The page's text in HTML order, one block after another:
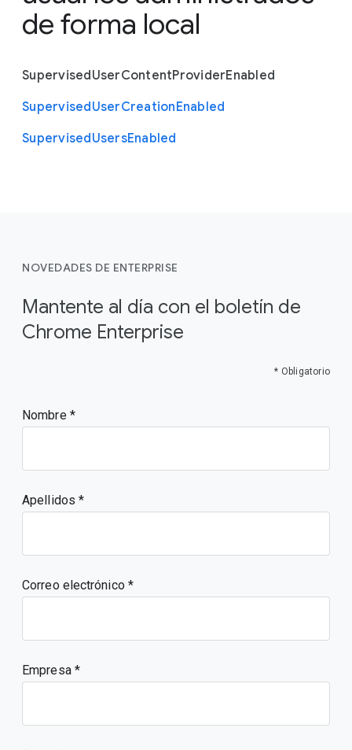
de forma local
SupervisedUserContentProviderEnabled
SupervisedUserCreationEnabled
SupervisedUsersEnabled
NOVEDADES DE ENTERPRISE
Mantente al día con el boletín de
Chrome Enterprise
* Obligatorio
Nombre
Apellidos
Correo electrónico
Empresa